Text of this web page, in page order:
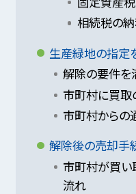
相続税の
生産緑地の指定
解除の要件を
市町村に買取
市町村からの
解除後の売却手
市町村が買い
流れ